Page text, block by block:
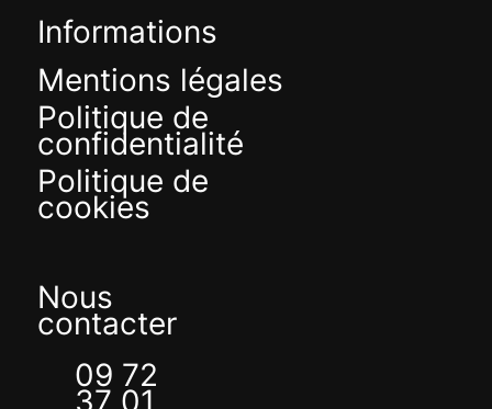
Informations
Mentions légales
Politique de
confidentialité
Politique de
cookies
Nous
contacter
09 72
37 01